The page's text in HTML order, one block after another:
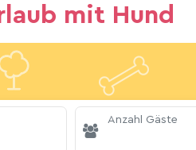
mit Hund
Anzahl Gäste